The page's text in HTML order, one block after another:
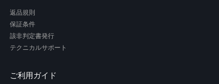
返品規則
保証条件
該非判定書発行
テクニカルサポート
ご利用ガイド